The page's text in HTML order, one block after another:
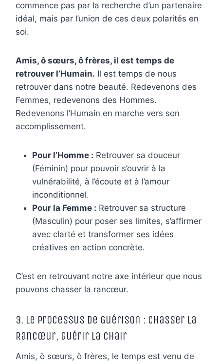
commence pas par la recherche d’un partenaire
idéal, mais par l’union de ces deux polarités en
soi.
Amis, ô sœurs, ô frères, il est temps de
retrouver l’Humain. Il est temps de nous
retrouver dans notre beauté. Redevenons des
Femmes, redevenons des Hommes.
Redevenons l’Humain en marche vers son
accomplissement.
Pour l’Homme : Retrouver sa douceur
(Féminin) pour pouvoir s’ouvrir à la
vulnérabilité, à l’écoute et à l’amour
inconditionnel.
Pour la Femme : Retrouver sa structure
(Masculin) pour poser ses limites, s’affirmer
avec clarté et transformer ses idées
créatives en action concrète.
C’est en retrouvant notre axe intérieur que nous
pouvons chasser la rancœur.
3. Le Processus de Guérison : Chasser la
Rancœur, Guérir la Chair
Amis, ô sœurs, ô frères, le temps est venu de